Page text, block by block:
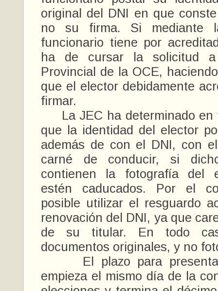
original del DNI en que
no su firma. Si mediante
funcionario tiene por
ha de cursar la solicitud a
Provincial de la OCE,
que el elector debidamente
firmar.
La JEC ha determinado en
que la identidad del elector
además de con el DNI, con
carné de conducir, si
contienen la fotografía del
estén caducados. Por el
posible utilizar el resguardo
renovación del DNI, ya que
de su titular. En todo
documentos originales, y no
El plazo para presentar
empieza el mismo día de la